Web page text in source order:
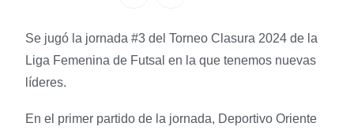
Se jugó la jornada #3 del Torneo Clasura 2024 de la
Liga Femenina de Futsal en la que tenemos nuevas
líderes.
En el primer partido de la jornada, Deportivo Oriente